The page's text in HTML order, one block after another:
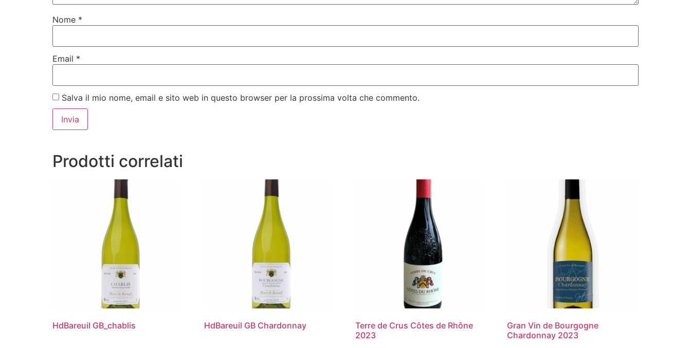
Nome *
Email *
Salva il mio nome, email e sito web in questo browser per la prossima volta che commento.
Prodotti correlati
HdBareuil GB_chablis HdBareuil GB Chardonnay
Terre de Crus Côtes de Rhône
2023
Gran Vin de Bourgogne
Chardonnay 2023